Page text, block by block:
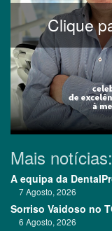
Clique
Mais notícias:
A equipa da
7 Agosto, 2026
Sorriso Vaidoso no
6 Agosto, 2026